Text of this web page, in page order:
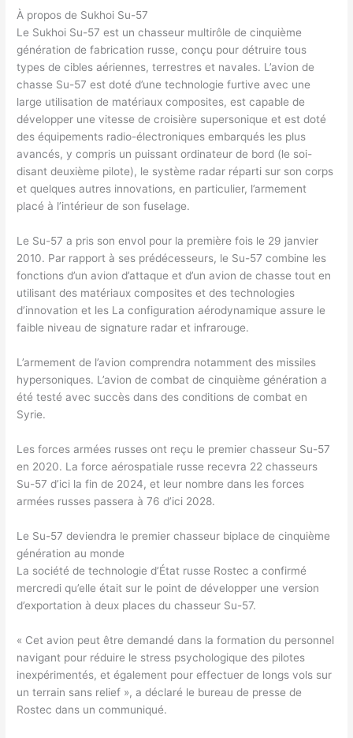
À propos de Sukhoi Su-57
Le Sukhoi Su-57 est un chasseur multirôle de cinquième
génération de fabrication russe, conçu pour détruire tous
types de cibles aériennes, terrestres et navales. L’avion de
chasse Su-57 est doté d’une technologie furtive avec une
large utilisation de matériaux composites, est capable de
développer une vitesse de croisière supersonique et est doté
des équipements radio-électroniques embarqués les plus
avancés, y compris un puissant ordinateur de bord (le soi-
disant deuxième pilote), le système radar réparti sur son corps
et quelques autres innovations, en particulier, l’armement
placé à l’intérieur de son fuselage.
Le Su-57 a pris son envol pour la première fois le 29 janvier
2010. Par rapport à ses prédécesseurs, le Su-57 combine les
fonctions d’un avion d’attaque et d’un avion de chasse tout en
utilisant des matériaux composites et des technologies
d’innovation et les La configuration aérodynamique assure le
faible niveau de signature radar et infrarouge.
L’armement de l’avion comprendra notamment des missiles
hypersoniques. L’avion de combat de cinquième génération a
été testé avec succès dans des conditions de combat en
Syrie.
Les forces armées russes ont reçu le premier chasseur Su-57
en 2020. La force aérospatiale russe recevra 22 chasseurs
Su-57 d’ici la fin de 2024, et leur nombre dans les forces
armées russes passera à 76 d’ici 2028.
Le Su-57 deviendra le premier chasseur biplace de cinquième
génération au monde
La société de technologie d’État russe Rostec a confirmé
mercredi qu’elle était sur le point de développer une version
d’exportation à deux places du chasseur Su-57.
« Cet avion peut être demandé dans la formation du personnel
navigant pour réduire le stress psychologique des pilotes
inexpérimentés, et également pour effectuer de longs vols sur
un terrain sans relief », a déclaré le bureau de presse de
Rostec dans un communiqué.